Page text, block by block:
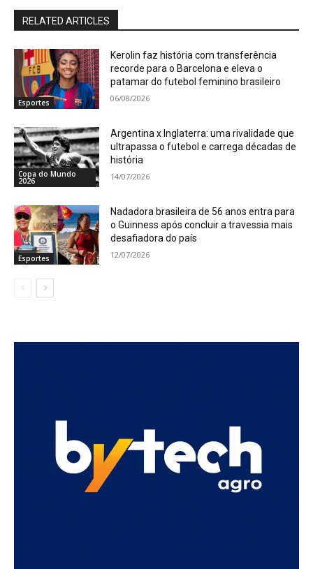
RELATED ARTICLES
Esportes
Kerolin faz história com transferência
recorde para o Barcelona e eleva o
patamar do futebol feminino brasileiro
06/08/2026
Copa do Mundo
2026
Argentina x Inglaterra: uma rivalidade que
ultrapassa o futebol e carrega décadas de
história
14/07/2026
Esportes
Nadadora brasileira de 56 anos entra para
o Guinness após concluir a travessia mais
desafiadora do país
12/07/2026